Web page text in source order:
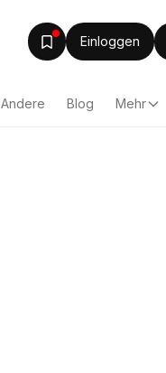
Einloggen
Andere Blog Mehr